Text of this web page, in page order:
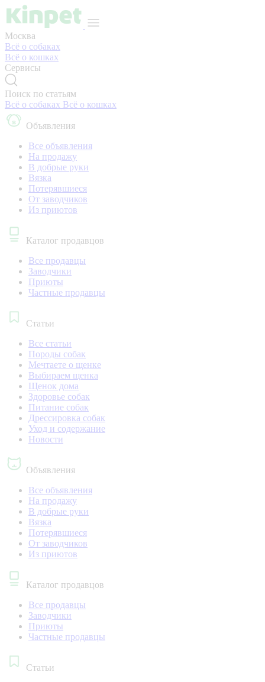
Москва
Всё о собаках
Всё о кошках
Сервисы
Поиск по статьям
Всё о собаках Всё о кошках
Объявления
Все объявления
На продажу
В добрые руки
Вязка
Потерявшиеся
От заводчиков
Из приютов
Каталог продавцов
Все продавцы
Заводчики
Приюты
Частные продавцы
Статьи
Все статьи
Породы собак
Мечтаете о щенке
Выбираем щенка
Щенок дома
Здоровье собак
Питание собак
Дрессировка собак
Уход и содержание
Новости
Объявления
Все объявления
На продажу
В добрые руки
Вязка
Потерявшиеся
От заводчиков
Из приютов
Каталог продавцов
Все продавцы
Заводчики
Приюты
Частные продавцы
Статьи